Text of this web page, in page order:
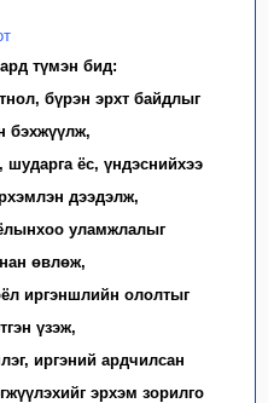
түмэн бид:
бүрэн эрхт байдлыг
бэхжүүлж,
ёс, үндэснийхээ
дээдэлж,
уламжлалыг
өвлөж,
иргэншлийн ололтыг
үзэж,
иргэний ардчилсан
эрхэм зорилго